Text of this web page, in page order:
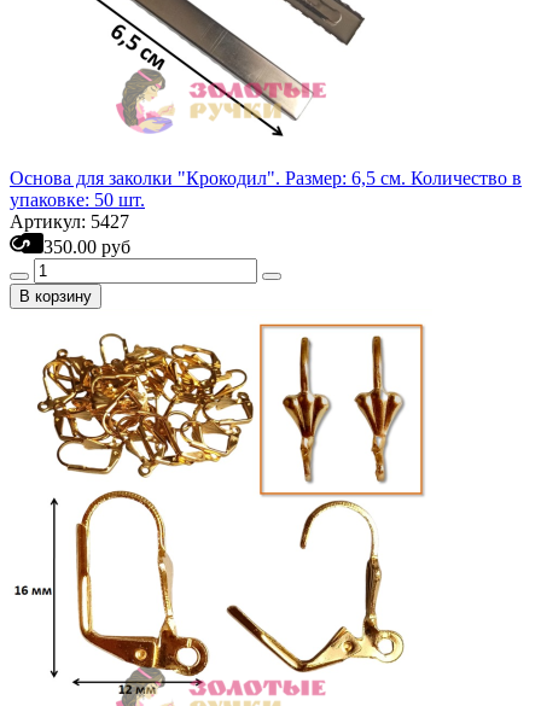
Основа для заколки "Крокодил". Размер: 6,5 см. Количество в
упаковке: 50 шт.
Артикул: 5427
350.00 руб
В корзину